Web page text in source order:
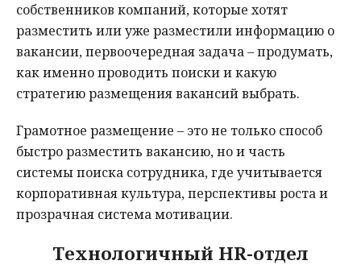
собственников компаний, которые хотят
разместить или уже разместили информацию о
вакансии, первоочередная задача – продумать,
как именно проводить поиски и какую
стратегию размещения вакансий выбрать.
Грамотное размещение – это не только способ
быстро разместить вакансию, но и часть
системы поиска сотрудника, где учитывается
корпоративная культура, перспективы роста и
прозрачная система мотивации.
Технологичный HR-отдел